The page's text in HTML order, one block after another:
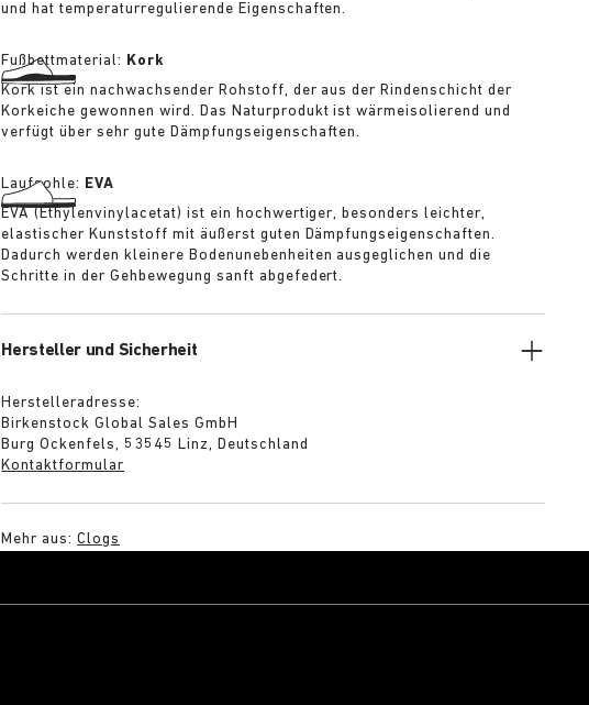
und hat temperaturregulierende Eigenschaften.
Fußbettmaterial: Kork
Kork ist ein nachwachsender Rohstoff, der aus der Rindenschicht der
Korkeiche gewonnen wird. Das Naturprodukt ist wärmeisolierend und
verfügt über sehr gute Dämpfungseigenschaften.
Laufsohle: EVA
EVA (Ethylenvinylacetat) ist ein hochwertiger, besonders leichter,
elastischer Kunststoff mit äußerst guten Dämpfungseigenschaften.
Dadurch werden kleinere Bodenunebenheiten ausgeglichen und die
Schritte in der Gehbewegung sanft abgefedert.
Hersteller und Sicherheit
Herstelleradresse:
Birkenstock Global Sales GmbH
Burg Ockenfels, 53545 Linz, Deutschland
Kontaktformular
Mehr aus:Clogs